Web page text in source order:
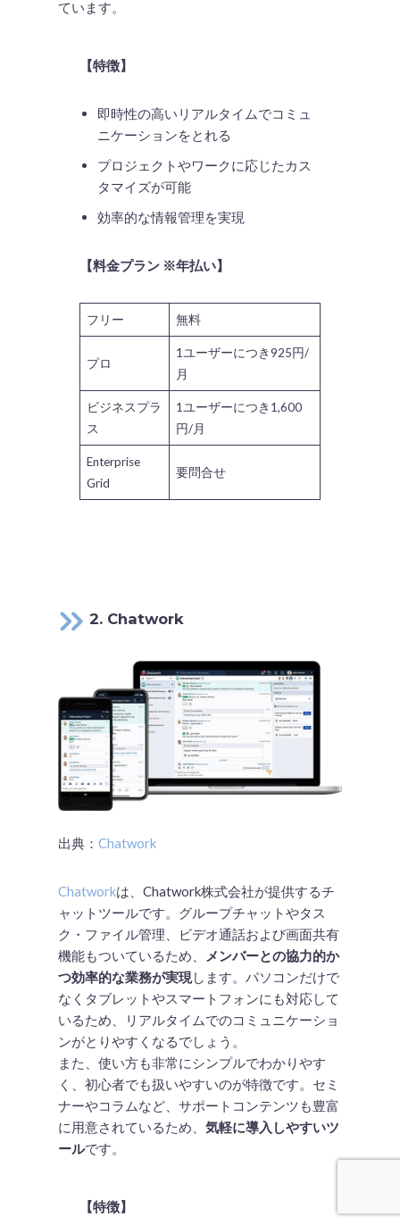
ています。
【特徴】
即時性の高いリアルタイムでコミュ
ニケーションをとれる
プロジェクトやワークに応じたカス
タマイズが可能
効率的な情報管理を実現
【料金プラン ※年払い】
フリー 無料
プロ
1ユーザーにつき925円/
月
ビジネスプラ
ス
1ユーザーにつき1,600
円/月
Enterprise
Grid
要問合せ
2. Chatwork
出典： Chatwork
Chatworkは、Chatwork株式会社が提供するチ
ャットツールです。グループチャットやタス
ク・ファイル管理、ビデオ通話および画面共有
機能もついているため、
メンバーとの協力的か
つ効率的な業務が実現します。パソコンだけで
なくタブレットやスマートフォンにも対応して
いるため、リアルタイムでのコミュニケーショ
ンがとりやすくなるでしょう。
また、使い方も非常にシンプルでわかりやす
く、初心者でも扱いやすいのが特徴です。セミ
ナーやコラムなど、サポートコンテンツも豊富
に用意されているため、 気軽に導入しやすいツ
ールです。
【特徴】